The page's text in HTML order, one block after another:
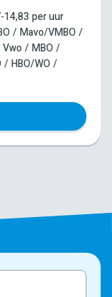
-14,83 per uur
Mavo/VMBO
Vwo
MBO
HBO/WO